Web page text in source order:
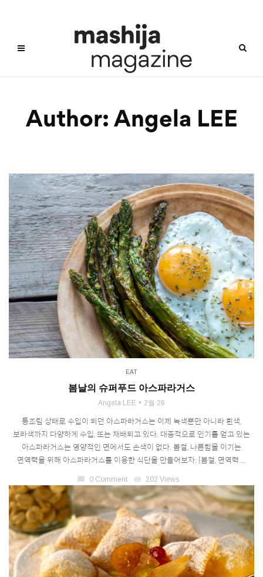
Author: Angela LEE
EAT
봄날의 슈퍼푸드 아스파라거스
Angela LEE 2월 26
통조림 상태로 수입이 되던 아스파라거스는 이제 녹색뿐만 아니라 흰색,
보라색까지 다양하게 수입, 또는 재배되고 있다. 대중적으로 인기를 얻고 있는
아스파라거스는 영양적인 면에서도 손색이 없다. 봄철, 나른함을 이기는
면역력을 위해 아스파라거스를 이용한 식단을 만들어보자. [봄철, 면역력 ...
0 Comment visibility 202 Views